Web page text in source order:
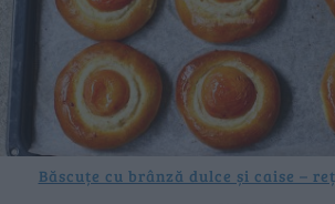
Băscuțe cu brânză dulce și caise –